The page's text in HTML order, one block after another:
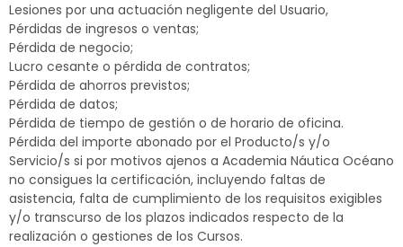
Lesiones por una actuación negligente del Usuario,
Pérdidas de ingresos o ventas;
Pérdida de negocio;
Lucro cesante o pérdida de contratos;
Pérdida de ahorros previstos;
Pérdida de datos;
Pérdida de tiempo de gestión o de horario de oficina.
Pérdida del importe abonado por el Producto/s y/o
Servicio/s si por motivos ajenos a Academia Náutica Océano
no consigues la certificación, incluyendo faltas de
asistencia, falta de cumplimiento de los requisitos exigibles
y/o transcurso de los plazos indicados respecto de la
realización o gestiones de los Cursos.